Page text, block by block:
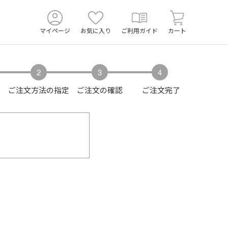
マイページ お気に入り ご利用ガイド カート
ご注文方法の指定 ご注文の確認 ご注文完了